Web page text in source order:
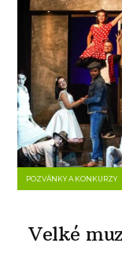
POZVÁNKY A KONKURZY
Velké